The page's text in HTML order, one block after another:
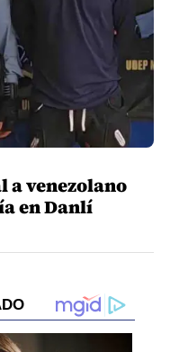
venezolano
en Danlí